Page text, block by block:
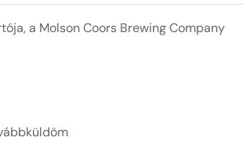
a Molson Coors Brewing Company